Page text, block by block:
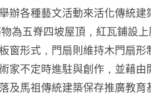
辦各種藝文活動來活化傳統
為五脊四坡屋頂，紅瓦鋪設
窗形式，門扇則維持木門扇
家不定時進駐與創作，並藉
及馬祖傳統建築保存推廣教